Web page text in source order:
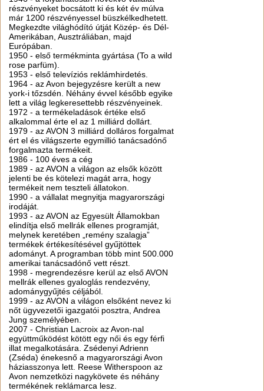
részvényeket bocsátott ki és két év múlva
már 1200 részvényessel büszkélkedhetett.
Megkezdte világhódító útját Közép- és Dél-
Amerikában, Ausztráliában, majd
Európában.
1950 - első termékminta gyártása (To a wild
rose parfüm).
1953 - első televíziós reklámhirdetés.
1964 - az Avon bejegyzésre került a new
york-i tőzsdén. Néhány évvel később egyike
lett a világ legkeresettebb részvényeinek.
1972 - a termékeladások értéke első
alkalommal érte el az 1 milliárd dollárt.
1979 - az AVON 3 milliárd dolláros forgalmat
ért el és világszerte egymillió tanácsadónő
forgalmazta termékeit.
1986 - 100 éves a cég
1989 - az AVON a világon az elsők között
jelenti be és kötelezi magát arra, hogy
termékeit nem teszteli állatokon.
1990 - a vállalat megnyitja magyarországi
irodáját.
1993 - az AVON az Egyesült Államokban
elindítja első mellrák ellenes programját,
melynek keretében „remény szalagja”
termékek értékesítésével gyűjtöttek
adományt. A programban több mint 500.000
amerikai tanácsadónő vett részt.
1998 - megrendezésre kerül az első AVON
mellrák ellenes gyaloglás rendezvény,
adománygyűjtés céljából.
1999 - az AVON a világon elsőként nevez ki
nőt ügyvezetői igazgatói posztra, Andrea
Jung személyében.
2007 - Christian Lacroix az Avon-nal
együttműködést kötött egy női és egy férfi
illat megalkotására. Zsédenyi Adrienn
(Zséda) énekesnő a magyarországi Avon
háziasszonya lett. Reese Witherspoon az
Avon nemzetközi nagykövete és néhány
termékének reklámarca lesz.